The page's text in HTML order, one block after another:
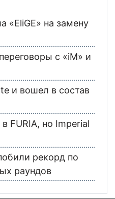
«EliGE» на замену
с «iM» и
и вошел в состав
FURIA, но Imperial
рекорд по
раундов